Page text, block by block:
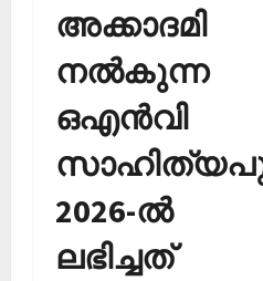
അക്കാദമി
നല്‍കുന്ന
ഒഎന്‍വി
2026-ല്‍
ലഭിച്ചത്